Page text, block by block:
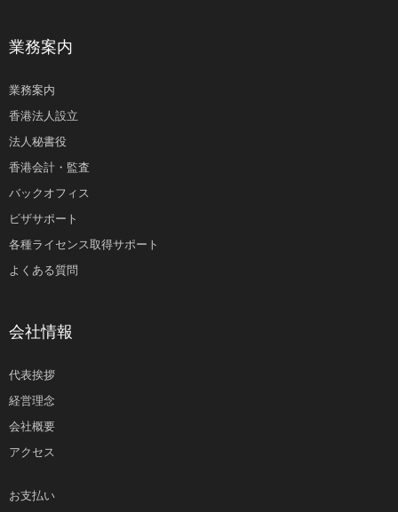
業務案内
業務案内
香港法人設立
法人秘書役
香港会計・監査
バックオフィス
ビザサポート
各種ライセンス取得サポート
よくある質問
会社情報
代表挨拶
経営理念
会社概要
アクセス
お支払い